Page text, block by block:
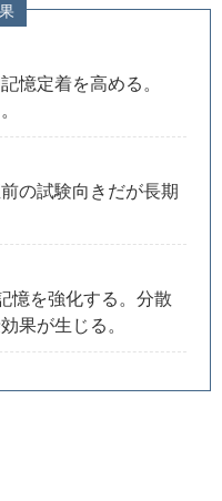
憶定着を高める。
の試験向きだが長期
憶を強化する。分散
果が生じる。